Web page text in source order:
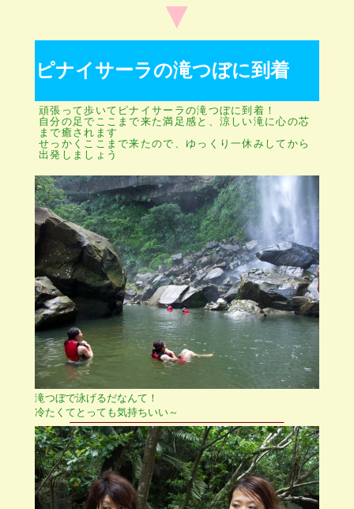
▼
ピナイサーラの滝つぼに到着
頑張って歩いてピナイサーラの滝つぼに到着！
自分の足でここまで来た満足感と、涼しい滝に心の芯
まで癒されます
せっかくここまで来たので、ゆっくり一休みしてから
出発しましょう
滝つぼで泳げるだなんて！
冷たくてとっても気持ちいい～